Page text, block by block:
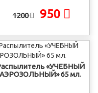
1200 950
«УЧЕБНЫЙ
АЭРОЗОЛЬНЫЙ» 65 мл.